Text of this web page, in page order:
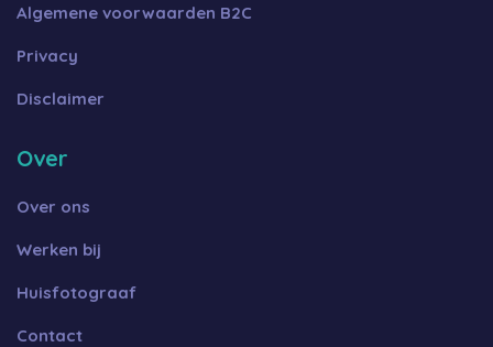
Algemene voorwaarden B2C
Privacy
Disclaimer
Over
Over ons
Werken bij
Huisfotograaf
Contact